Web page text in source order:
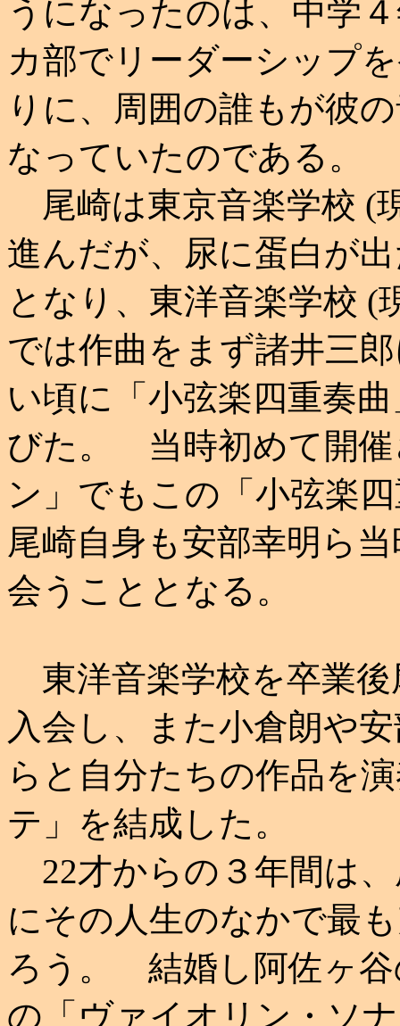
うになったのは、中学
カ部でリーダーシップ
りに、周囲の誰もが彼
なっていたのである。
尾崎は東京音楽学校 (
進んだが、尿に蛋白が
となり、東洋音楽学校 (
では作曲をまず諸井三
い頃に「小弦楽四重奏
びた。 当時初めて開催
ン」でもこの「小弦楽
尾崎自身も安部幸明ら
会うこととなる。
東洋音楽学校を卒業後
入会し、また小倉朗や
らと自分たちの作品を
テ」を結成した。
22才からの３年間は
にその人生のなかで最
ろう。 結婚し阿佐ヶ谷
の「ヴァイオリン・ソ